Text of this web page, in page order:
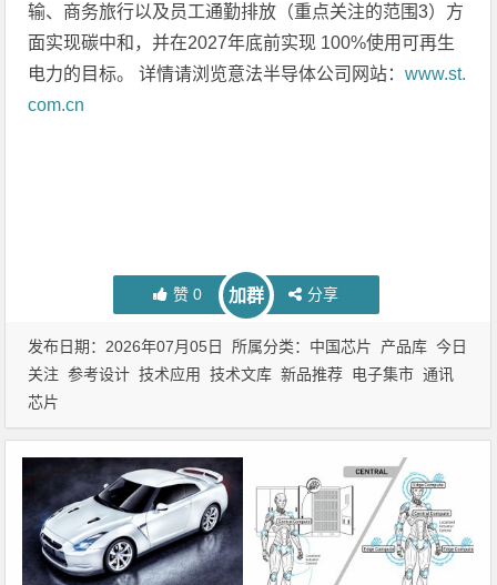
输、商务旅行以及员工通勤排放（重点关注的范围3）方
面实现碳中和，并在2027年底前实现 100%使用可再生
电力的目标。 详情请浏览意法半导体公司网站：www.st.
com.cn
赞 0 加群 分享
发布日期：2026年07月05日 所属分类： 中国芯片 产品库 今日
关注 参考设计 技术应用 技术文库 新品推荐 电子集市 通讯
芯片